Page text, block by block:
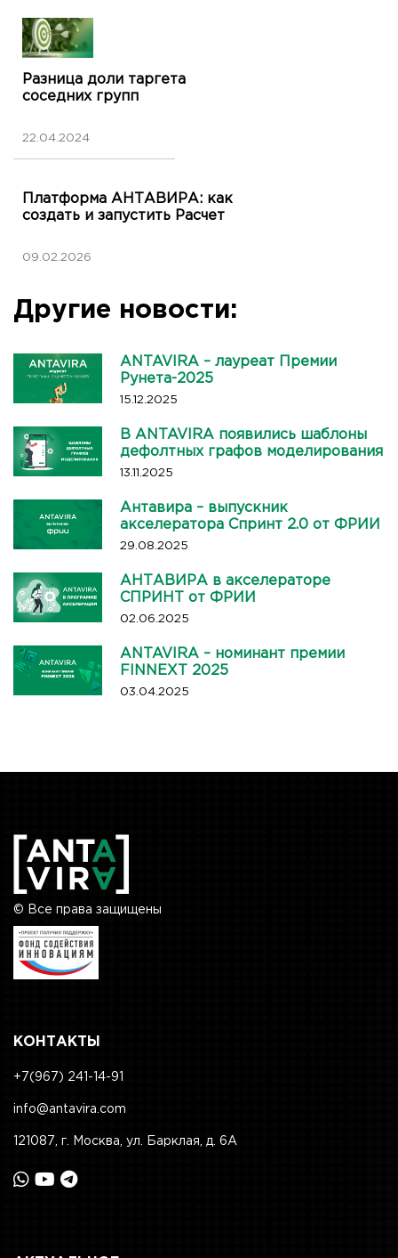
Разница доли таргета
соседних групп
22.04.2024
Платформа АНТАВИРА: как
создать и запустить Расчет
09.02.2026
Другие новости:
ANTAVIRA – лауреат Премии
Рунета-2025
15.12.2025
В ANTAVIRA появились шаблоны
дефолтных графов моделирования
13.11.2025
Антавира – выпускник
акселератора Спринт 2.0 от ФРИИ
29.08.2025
АНТАВИРА в акселераторе
СПРИНТ от ФРИИ
02.06.2025
ANTAVIRA – номинант премии
FINNEXT 2025
03.04.2025
© Все права защищены
КОНТАКТЫ
+7(967) 241-14-91
info@antavira.com
121087, г. Москва, ул. Барклая, д. 6А